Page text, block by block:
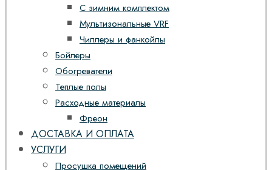
С зимним комплектом
Мультизональные VRF
Чиллеры и фанкойлы
Бойлеры
Обогреватели
Теплые полы
Расходные материалы
Фреон
ДОСТАВКА И ОПЛАТА
УСЛУГИ
Просушка помещений